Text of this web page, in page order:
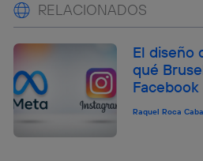
RELACIONADOS
El diseño
qué
Raquel Roca